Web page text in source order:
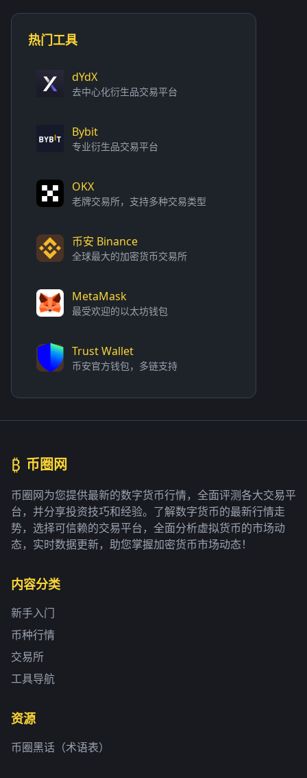
热门工具
dYdX
去中心化衍生品交易平台
Bybit
专业衍生品交易平台
OKX
老牌交易所，支持多种交易类型
币安 Binance
全球最大的加密货币交易所
MetaMask
最受欢迎的以太坊钱包
Trust Wallet
币安官方钱包，多链支持
₿ 币圈网
币圈网为您提供最新的数字货币行情，全面评测各大交易平
台，并分享投资技巧和经验。了解数字货币的最新行情走
势，选择可信赖的交易平台，全面分析虚拟货币的市场动
态，实时数据更新，助您掌握加密货币市场动态！
内容分类
新手入门
币种行情
交易所
工具导航
资源
币圈黑话（术语表）